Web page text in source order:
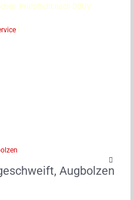
Prüfpflicht nach DGUV.
!
Augbolzen